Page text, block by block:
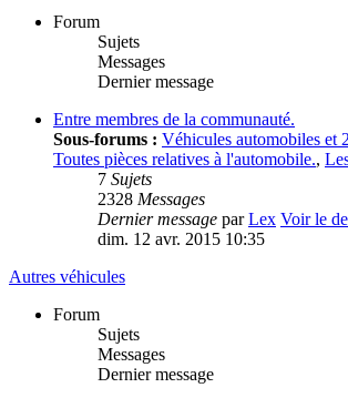
Forum
Sujets
Messages
Dernier message
Entre membres de la communauté.
Sous-forums : Véhicules automobiles et
Toutes pièces relatives à l'automobile.,
7 Sujets
2328 Messages
Dernier message parLex Voir le
dim. 12 avr. 2015 10:35
Autres véhicules
Forum
Sujets
Messages
Dernier message